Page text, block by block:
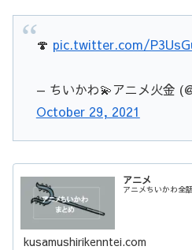
🍄 pic.twitter.com/
— ちいかわ💫アニメ火金
October 29, 2021
アニメ
アニメちいかわ全
kusamushirikenntei.com